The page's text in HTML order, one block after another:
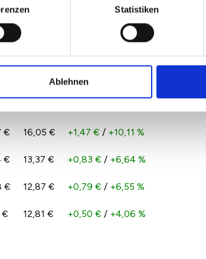
Statistiken
Ablehnen
€ 12,79 € +3,71 %
+5,19 %
15,19 € +0,64 €
€ 16,05 € +1,47 € / +10,11 %
€ 13,37 € +0,83 € / +6,64 %
€ 12,87 € +0,79 € / +6,55 %
€ 12,81 € +0,50 € / +4,06 %